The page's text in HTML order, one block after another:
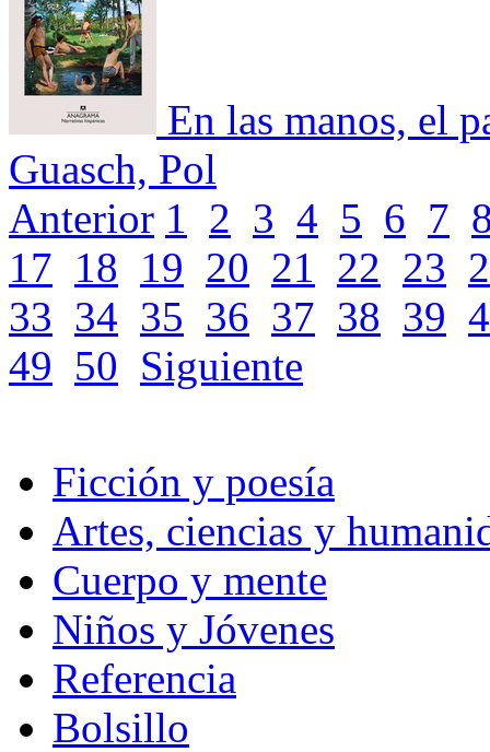
En las manos, el
Guasch, Pol
Anterior 1 2 3 4 5 6 7
17 18 19 20 21 22 23
33 34 35 36 37 38 39
49 50 Siguiente
Ficción y poesía
Artes, ciencias y
Cuerpo y mente
Niños y Jóvenes
Referencia
Bolsillo